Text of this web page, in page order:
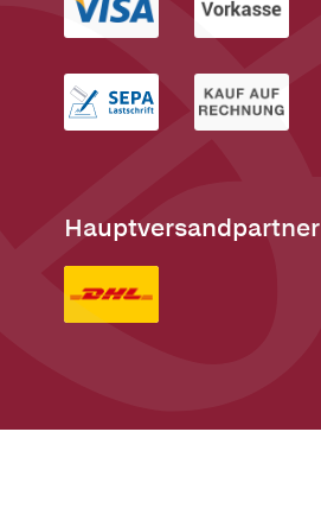
Hauptversandpartner